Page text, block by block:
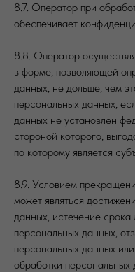
8.7. Оператор при
обеспечивает
8.8. Оператор
в форме, позволяющей
данных, не дольше, чем
персональных данных,
данных не установлен
стороной которого,
по которому является
8.9. Условием
может являться
данных, истечение срока
персональных данных,
персональных данных
обработки